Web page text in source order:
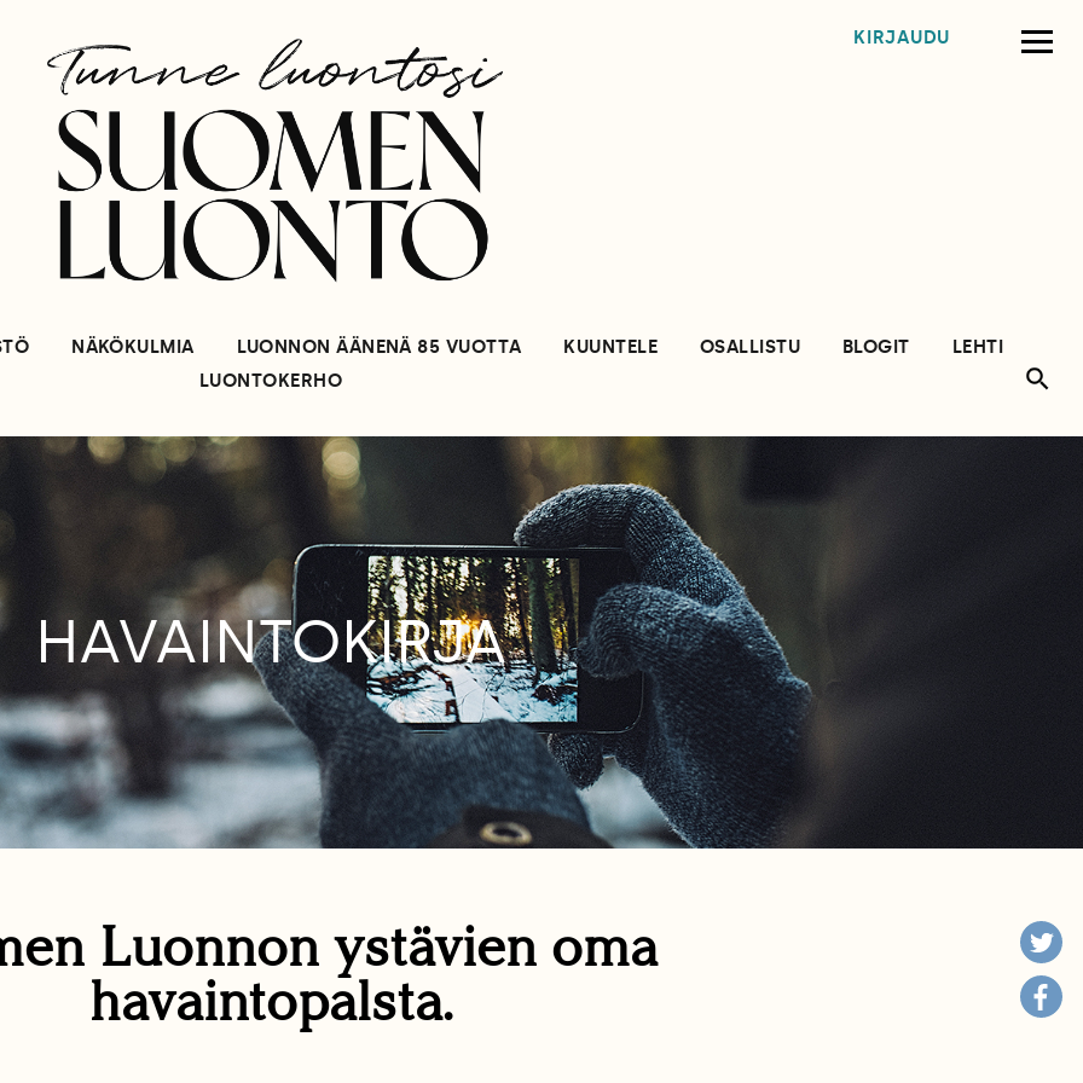
KIRJAUDU
NÄKÖKULMIA LUONNON ÄÄNENÄ 85 VUOTTA KUUNTELE OSALLISTU BLOGIT
LEHTI
LUONTOKERHO
HAVAINTOKIRJA
Luonnon ystävien oma
havaintopalsta.